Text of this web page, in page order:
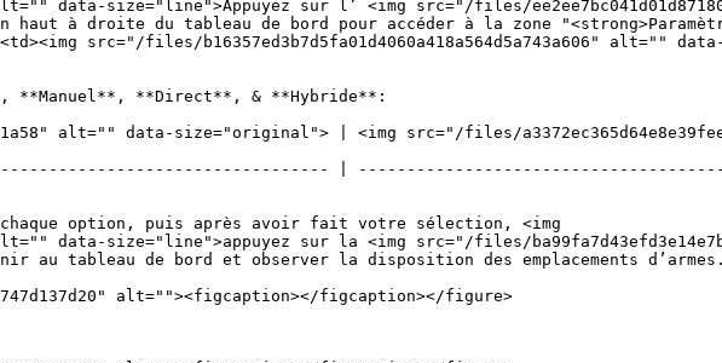
data-size="line">Appuyez sur l’ <img src="/files/
en haut à droite du tableau de bord pour accéder à la zone
src="/files/b16357ed3b7d5fa01d4060a418a564d5a743a606" alt=""
**Direct**, & **Hybride**:
alt="" data-size="original"> | <img src="/files/
|
option, puis après avoir fait votre sélection, <img
data-size="line">appuyez sur la <img src="/files/
au tableau de bord et observer la disposition des emplacements d’armes.
alt=""><figcaption></figcaption></figure>